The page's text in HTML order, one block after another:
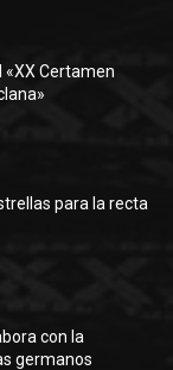
«XX Certamen
para la recta
con la
germanos